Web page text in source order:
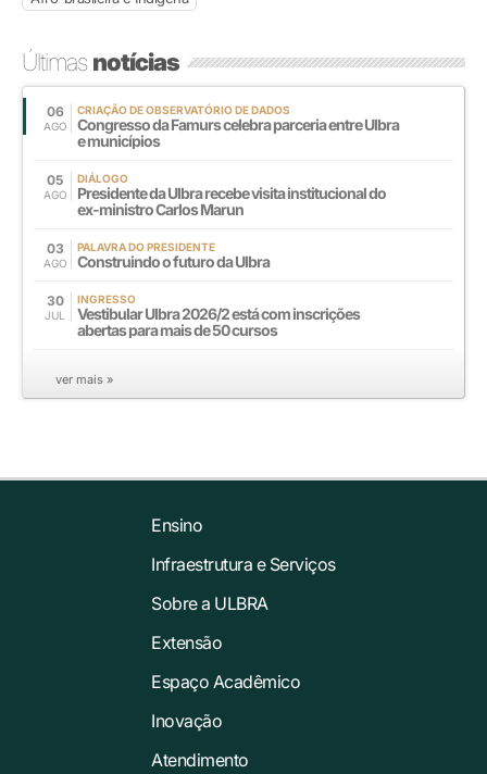
Últimasnotícias
06
AGO
CRIAÇÃO DE OBSERVATÓRIO DE DADOS
Congresso da Famurs celebra parceria entre Ulbra
e municípios
05
AGO
DIÁLOGO
Presidente da Ulbra recebe visita institucional do
ex-ministro Carlos Marun
03
AGO
PALAVRA DO PRESIDENTE
Construindo o futuro da Ulbra
30
JUL
INGRESSO
Vestibular Ulbra 2026/2 está com inscrições
abertas para mais de 50 cursos
ver mais »
Ensino
Infraestrutura e Serviços
Sobre a ULBRA
Extensão
Espaço Acadêmico
Inovação
Atendimento